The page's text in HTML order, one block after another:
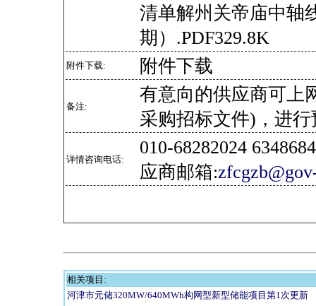
清单解州关帝庙中轴
期）.PDF329.8K
附件下载: 附件下载
备注:
有意向的供应商可上
采购招标文件)，进
详情咨询电话:
010-68282024
应商邮箱:
相关项目:
河津市元储320MW/640MWh构网型新型储能项目第1次更新